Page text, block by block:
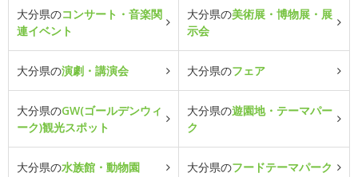
大分県のコンサート・音楽関
連イベント
大分県の美術展・博物展・展
示会
大分県の演劇・講演会 大分県のフェア
大分県のGW(ゴールデンウィ
ーク)観光スポット
大分県の遊園地・テーマパー
ク
大分県の水族館・動物園 大分県のフードテーマパーク